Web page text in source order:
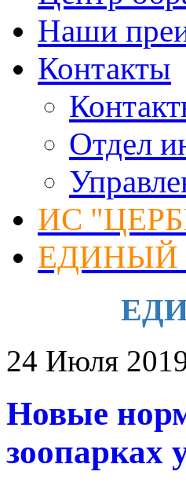
Наши
Контакты
Отдел
ИС
24 Июля
Новые
зоопарках